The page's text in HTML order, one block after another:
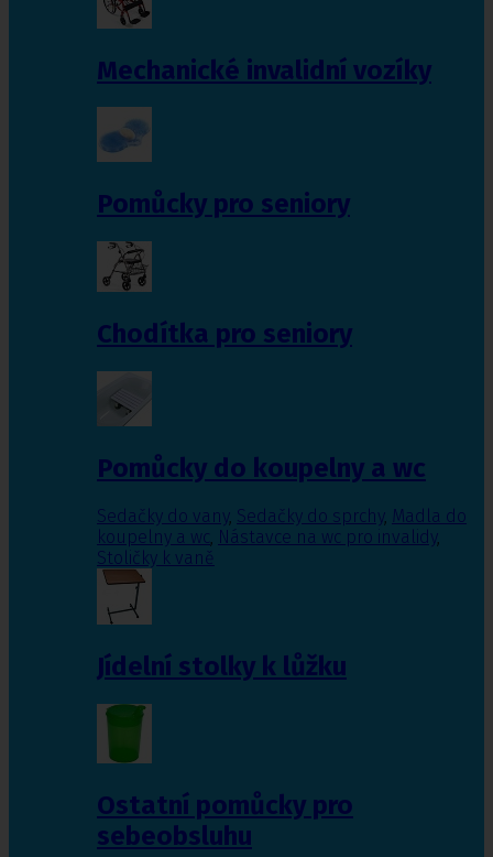
Mechanické invalidní vozíky
Pomůcky pro seniory
Chodítka pro seniory
Pomůcky do koupelny a wc
Sedačky do vany, Sedačky do sprchy, Madla do
koupelny a wc, Nástavce na wc pro invalidy,
Stoličky k vaně
Jídelní stolky k lůžku
Ostatní pomůcky pro
sebeobsluhu